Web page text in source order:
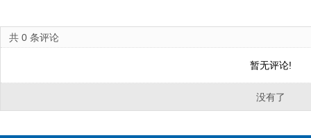
共 0 条评论
暂无评论!
没有了